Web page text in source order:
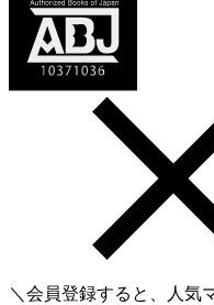
＼会員登録すると、人気